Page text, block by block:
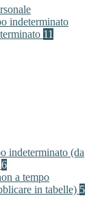
indeterminato
11
indeterminato (da
6
a tempo
in tabelle) 5